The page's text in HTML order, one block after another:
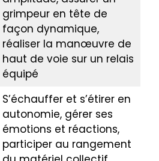
grimpeur en tête de
façon dynamique,
réaliser la manœuvre de
haut de voie sur un relais
équipé
S’échauffer et s’étirer en
autonomie, gérer ses
émotions et réactions,
participer au rangement